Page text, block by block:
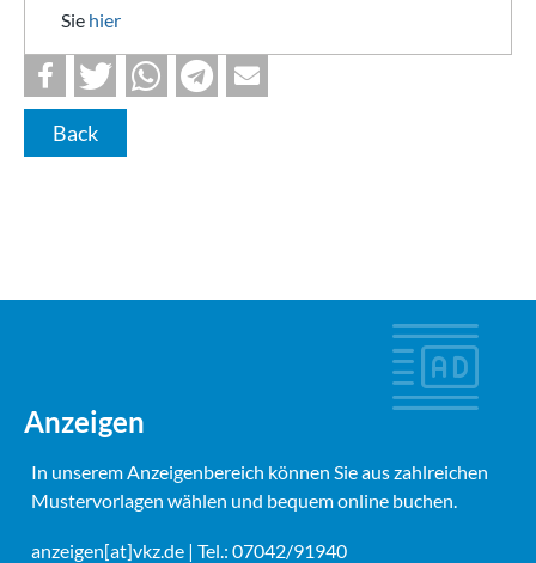
Sie hier
Back
Anzeigen
In unserem Anzeigenbereich können Sie aus zahlreichen
Mustervorlagen wählen und bequem online buchen.
anzeigen[at]vkz.de | Tel.: 07042/91940